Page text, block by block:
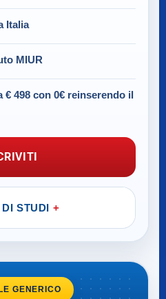
Italia
MIUR
€ 498 con 0€ reinserendo il
STUDI
GENERICO